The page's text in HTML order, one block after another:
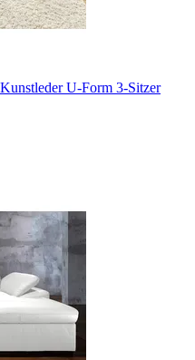
U-Form 3-Sitzer